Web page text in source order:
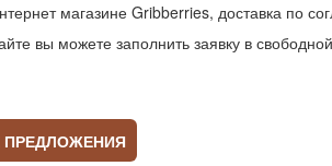
магазине Gribberries, доставка по
вы можете заполнить заявку в